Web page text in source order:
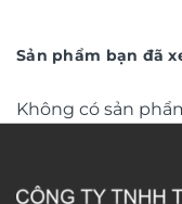
Sản phẩm bạn đã
Không có sản